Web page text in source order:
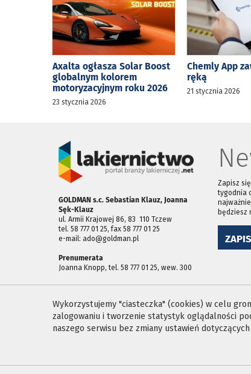
Axalta ogłasza Solar Boost
globalnym kolorem
motoryzacyjnym roku 2026
23 stycznia 2026
Chemly App
ręką
21 stycznia 2026
GOLDMAN s.c. Sebastian Klauz, Joanna
Sęk-Klauz
ul. Armii Krajowej 86, 83 ­ 110 Tczew
tel. 58 777 01 25, fax 58 777 01 25
e-mail: ado@goldman.pl
Prenumerata
Joanna Knopp, tel. 58 777 01 25, wew. 300
Zapisz
tygodnia
będziesz
Wykorzystujemy "ciasteczka" (cookies) w celu
zalogowaniu i tworzenie statystyk oglądalności
naszego serwisu bez zmiany ustawień